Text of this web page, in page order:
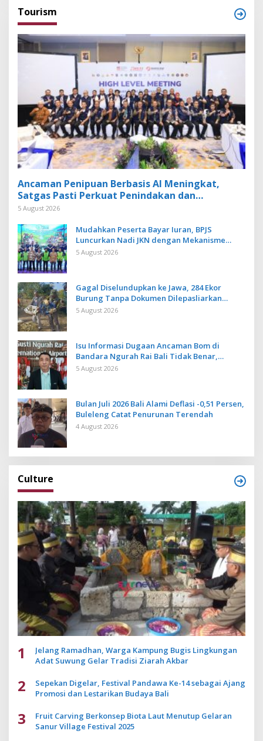
Tourism
Ancaman Penipuan Berbasis AI Meningkat,
Satgas Pasti Perkuat Penindakan dan
Pengembangan Aplikasi Anti Penipuan
5 August 2026
Mudahkan Peserta Bayar Iuran, BPJS
Luncurkan Nadi JKN dengan Mekanisme
Menabung
5 August 2026
Gagal Diselundupkan ke Jawa, 284 Ekor
Burung Tanpa Dokumen Dilepasliarkan
Cegah Ancaman Penyakit
5 August 2026
Isu Informasi Dugaan Ancaman Bom di
Bandara Ngurah Rai Bali Tidak Benar,
Operasional Penerbangan Lancar
5 August 2026
Bulan Juli 2026 Bali Alami Deflasi -0,51 Persen,
Buleleng Catat Penurunan Terendah
4 August 2026
Culture
1
Jelang Ramadhan, Warga Kampung Bugis Lingkungan
Adat Suwung Gelar Tradisi Ziarah Akbar
2
Sepekan Digelar, Festival Pandawa Ke-14 sebagai Ajang
Promosi dan Lestarikan Budaya Bali
3
Fruit Carving Berkonsep Biota Laut Menutup Gelaran
Sanur Village Festival 2025